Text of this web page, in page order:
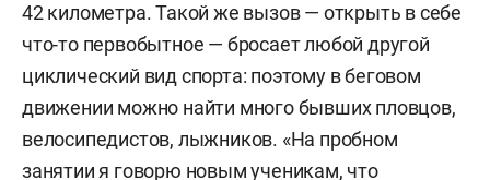
42 километра. Такой же вызов — открыть в себе
что-то первобытное — бросает любой другой
циклический вид спорта: поэтому в беговом
движении можно найти много бывших пловцов,
велосипедистов, лыжников. «На пробном
занятии я говорю новым ученикам, что